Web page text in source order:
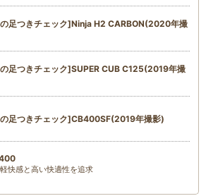
足つきチェック]Ninja H2 CARBON(2020年撮
足つきチェック]SUPER CUB C125(2019年撮
足つきチェック]CB400SF(2019年撮影)
快感と高い快適性を追求